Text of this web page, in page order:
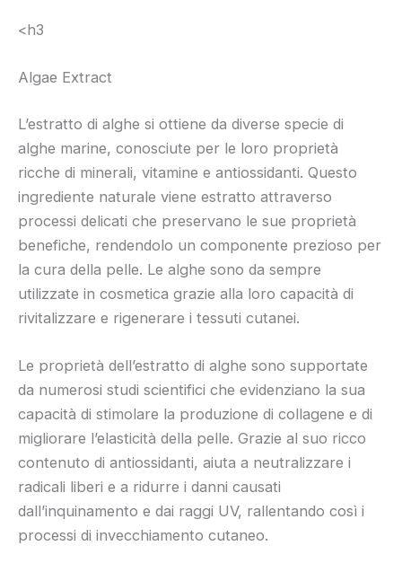
<h3
Algae Extract
L’estratto di alghe si ottiene da diverse specie di
alghe marine, conosciute per le loro proprietà
ricche di minerali, vitamine e antiossidanti. Questo
ingrediente naturale viene estratto attraverso
processi delicati che preservano le sue proprietà
benefiche, rendendolo un componente prezioso per
la cura della pelle. Le alghe sono da sempre
utilizzate in cosmetica grazie alla loro capacità di
rivitalizzare e rigenerare i tessuti cutanei.
Le proprietà dell’estratto di alghe sono supportate
da numerosi studi scientifici che evidenziano la sua
capacità di stimolare la produzione di collagene e di
migliorare l’elasticità della pelle. Grazie al suo ricco
contenuto di antiossidanti, aiuta a neutralizzare i
radicali liberi e a ridurre i danni causati
dall’inquinamento e dai raggi UV, rallentando così i
processi di invecchiamento cutaneo.